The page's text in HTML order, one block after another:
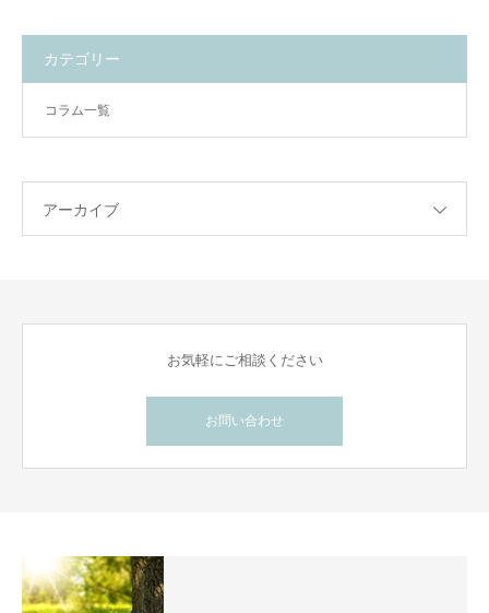
カテゴリー
コラム一覧
アーカイブ
お気軽にご相談ください
お問い合わせ